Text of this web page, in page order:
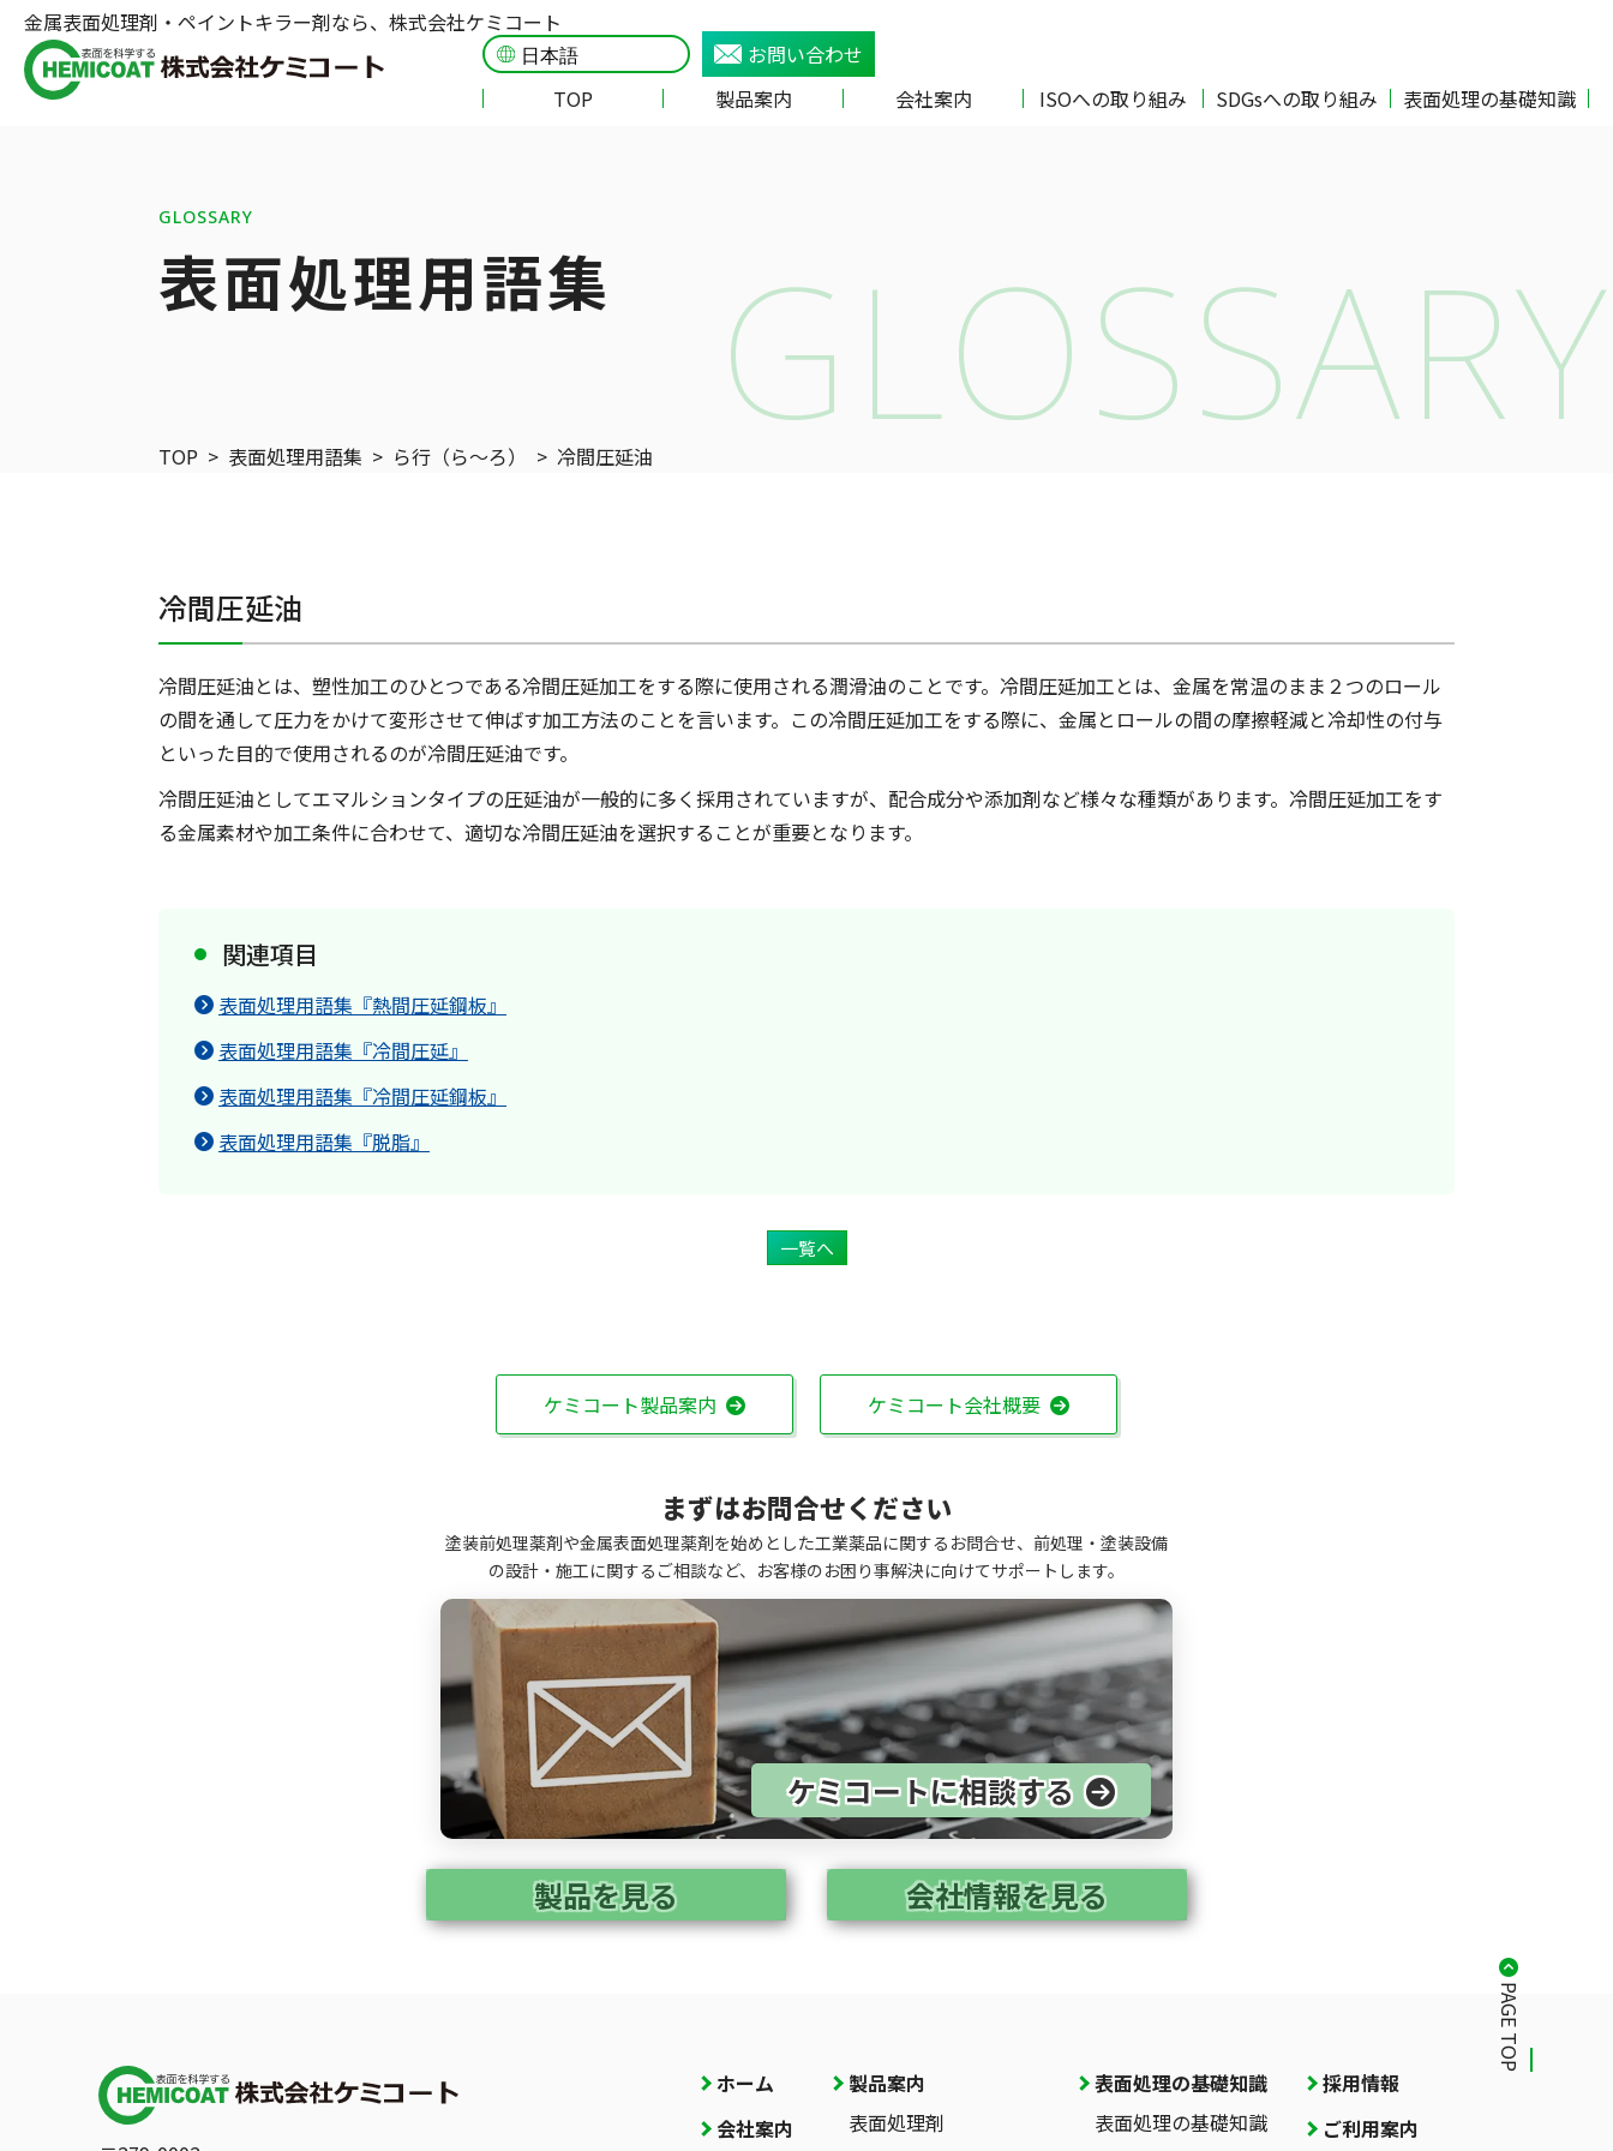
金属表面処理剤・ペイントキラー剤なら、株式会社ケミコート
お問い合わせ
TOP
製品案内 会社案内 ISOへの取り組み SDGsへの取り組み 表面処理の基礎知識
GLOSSARY
GLOSSARY
表面処理用語集
TOP > 表面処理用語集 > ら行（ら〜ろ） > 冷間圧延油
冷間圧延油
冷間圧延油とは、塑性加工のひとつである冷間圧延加工をする際に使用される潤滑油のことです。冷間圧延加工とは、金属を常温のまま２つのロール
の間を通して圧力をかけて変形させて伸ばす加工方法のことを言います。この冷間圧延加工をする際に、金属とロールの間の摩擦軽減と冷却性の付与
といった目的で使用されるのが冷間圧延油です。
冷間圧延油としてエマルションタイプの圧延油が一般的に多く採用されていますが、配合成分や添加剤など様々な種類があります。冷間圧延加工をす
る金属素材や加工条件に合わせて、適切な冷間圧延油を選択することが重要となります。
関連項目
表面処理用語集『熱間圧延鋼板』
表面処理用語集『冷間圧延』
表面処理用語集『冷間圧延鋼板』
表面処理用語集『脱脂』
一覧へ
ケミコート製品案内 ケミコート会社概要
まずはお問合せください
塗装前処理薬剤や金属表面処理薬剤を始めとした工業薬品に関するお問合せ、前処理・塗装設備
の設計・施工に関するご相談など、お客様のお困り事解決に向けてサポートします。
ケミコートに相談する
製品を見る 会社情報を見る
ホーム
会社案内
製品案内
表面処理剤
表面処理の基礎知識
表面処理の基礎知識
採用情報
ご利用案内
PAGE TOP